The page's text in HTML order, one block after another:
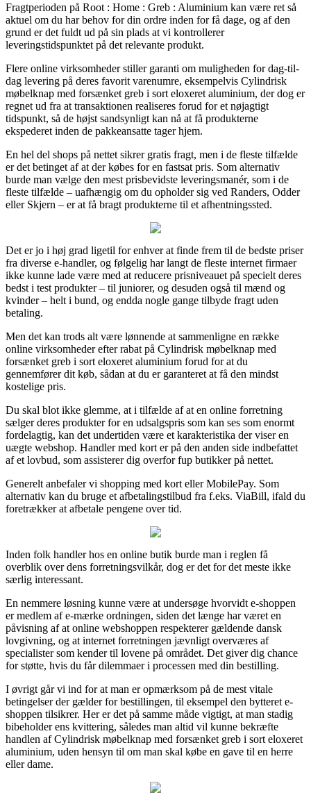
Fragtperioden på Root : Home : Greb : Aluminium kan være ret så
aktuel om du har behov for din ordre inden for få dage, og af den
grund er det fuldt ud på sin plads at vi kontrollerer
leveringstidspunktet på det relevante produkt.
Flere online virksomheder stiller garanti om muligheden for dag-til-
dag levering på deres favorit varenumre, eksempelvis Cylindrisk
møbelknap med forsænket greb i sort eloxeret aluminium, der dog er
regnet ud fra at transaktionen realiseres forud for et nøjagtigt
tidspunkt, så de højst sandsynligt kan nå at få produkterne
ekspederet inden de pakkeansatte tager hjem.
En hel del shops på nettet sikrer gratis fragt, men i de fleste tilfælde
er det betinget af at der købes for en fastsat pris. Som alternativ
burde man vælge den mest prisbevidste leveringsmanér, som i de
fleste tilfælde – uafhængig om du opholder sig ved Randers, Odder
eller Skjern – er at få bragt produkterne til et afhentningssted.
Det er jo i høj grad ligetil for enhver at finde frem til de bedste priser
fra diverse e-handler, og følgelig har langt de fleste internet firmaer
ikke kunne lade være med at reducere prisniveauet på specielt deres
bedst i test produkter – til juniorer, og desuden også til mænd og
kvinder – helt i bund, og endda nogle gange tilbyde fragt uden
betaling.
Men det kan trods alt være lønnende at sammenligne en række
online virksomheder efter rabat på Cylindrisk møbelknap med
forsænket greb i sort eloxeret aluminium forud for at du
gennemfører dit køb, sådan at du er garanteret at få den mindst
kostelige pris.
Du skal blot ikke glemme, at i tilfælde af at en online forretning
sælger deres produkter for en udsalgspris som kan ses som enormt
fordelagtig, kan det undertiden være et karakteristika der viser en
uægte webshop. Handler med kort er på den anden side indbefattet
af et lovbud, som assisterer dig overfor fup butikker på nettet.
Generelt anbefaler vi shopping med kort eller MobilePay. Som
alternativ kan du bruge et afbetalingstilbud fra f.eks. ViaBill, ifald du
foretrækker at afbetale pengene over tid.
Inden folk handler hos en online butik burde man i reglen få
overblik over dens forretningsvilkår, dog er det for det meste ikke
særlig interessant.
En nemmere løsning kunne være at undersøge hvorvidt e-shoppen
er medlem af e-mærke ordningen, siden det længe har været en
påvisning af at online webshoppen respekterer gældende dansk
lovgivning, og at internet forretningen jævnligt overværes af
specialister som kender til lovene på området. Det giver dig chance
for støtte, hvis du får dilemmaer i processen med din bestilling.
I øvrigt går vi ind for at man er opmærksom på de mest vitale
betingelser der gælder for bestillingen, til eksempel den bytteret e-
shoppen tilsikrer. Her er det på samme måde vigtigt, at man stadig
bibeholder ens kvittering, således man altid vil kunne bekræfte
handlen af Cylindrisk møbelknap med forsænket greb i sort eloxeret
aluminium, uden hensyn til om man skal købe en gave til en herre
eller dame.